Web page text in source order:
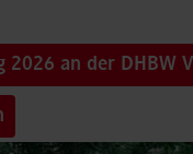
2026 an der DHBW